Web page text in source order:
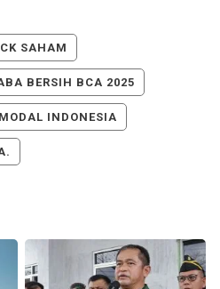
SAHAM
BERSIH BCA 2025
INDONESIA